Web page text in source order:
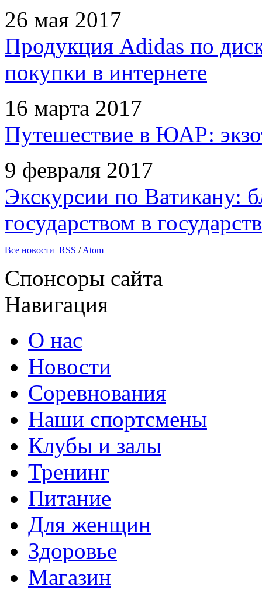
26 мая 2017
Продукция Adidas по
покупки в интернете
16 марта 2017
Путешествие в ЮАР:
9 февраля 2017
Экскурсии по Ватикану:
государством в
Все новости RSS /Atom
Спонсоры сайта
Навигация
О нас
Новости
Соревнования
Наши спортсмены
Клубы и залы
Тренинг
Питание
Для женщин
Здоровье
Магазин